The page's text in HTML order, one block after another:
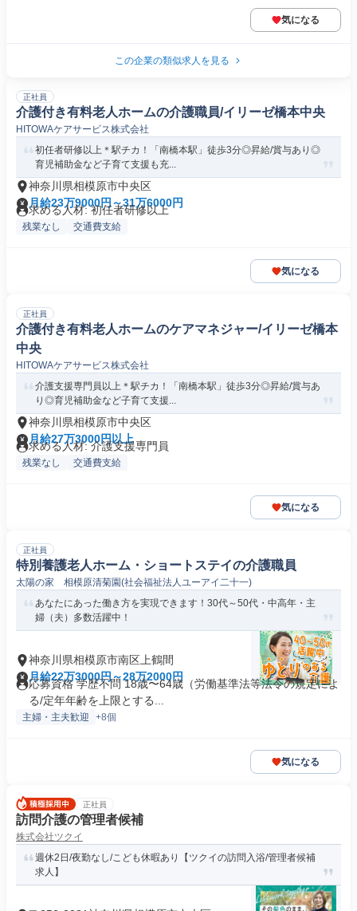
気になる
この企業の類似求人を見る
正社員
介護付き有料老人ホームの介護職員/イリーゼ橋本中央
HITOWAケアサービス株式会社
初任者研修以上＊駅チカ！「南橋本駅」徒歩3分◎昇給/賞与あり◎
育児補助金など子育て支援も充...
神奈川県相模原市中央区
月給23万9000円～31万6000円
求める人材: 初任者研修以上
残業なし 交通費支給
気になる
正社員
介護付き有料老人ホームのケアマネジャー/イリーゼ橋本
中央
HITOWAケアサービス株式会社
介護支援専門員以上＊駅チカ！「南橋本駅」徒歩3分◎昇給/賞与あ
り◎育児補助金など子育て支援...
神奈川県相模原市中央区
月給27万3000円以上
求める人材: 介護支援専門員
残業なし 交通費支給
気になる
正社員
特別養護老人ホーム・ショートステイの介護職員
太陽の家 相模原清菊園(社会福祉法人ユーアイ二十一)
あなたにあった働き方を実現できます！30代～50代・中高年・主
婦（夫）多数活躍中！
神奈川県相模原市南区上鶴間
月給22万3000円～28万2000円
応募資格 学歴不問 18歳〜64歳（労働基準法等法令の規定によ
る/定年年齢を上限とする...
主婦・主夫歓迎 +8個
気になる
正社員
訪問介護の管理者候補
株式会社ツクイ
週休2日/夜勤なし/こども休暇あり【ツクイの訪問入浴/管理者候補
求人】